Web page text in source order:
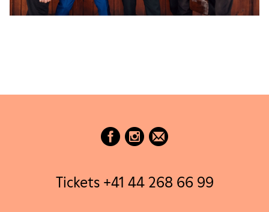
Tickets +41 44 268 66 99